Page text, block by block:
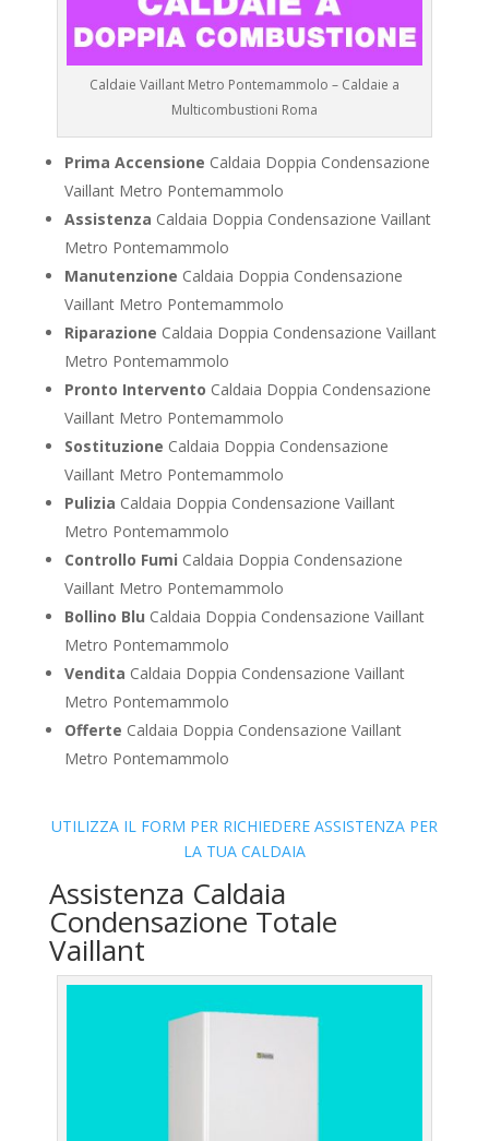
Caldaie Vaillant Metro Pontemammolo – Caldaie a
Multicombustioni Roma
Prima Accensione Caldaia Doppia Condensazione
Vaillant Metro Pontemammolo
Assistenza Caldaia Doppia Condensazione Vaillant
Metro Pontemammolo
Manutenzione Caldaia Doppia Condensazione
Vaillant Metro Pontemammolo
Riparazione Caldaia Doppia Condensazione Vaillant
Metro Pontemammolo
Pronto Intervento Caldaia Doppia Condensazione
Vaillant Metro Pontemammolo
Sostituzione Caldaia Doppia Condensazione
Vaillant Metro Pontemammolo
Pulizia Caldaia Doppia Condensazione Vaillant
Metro Pontemammolo
Controllo Fumi Caldaia Doppia Condensazione
Vaillant Metro Pontemammolo
Bollino Blu Caldaia Doppia Condensazione Vaillant
Metro Pontemammolo
Vendita Caldaia Doppia Condensazione Vaillant
Metro Pontemammolo
Offerte Caldaia Doppia Condensazione Vaillant
Metro Pontemammolo
UTILIZZA IL FORM PER RICHIEDERE ASSISTENZA PER
LA TUA CALDAIA
Assistenza Caldaia
Condensazione Totale
Vaillant